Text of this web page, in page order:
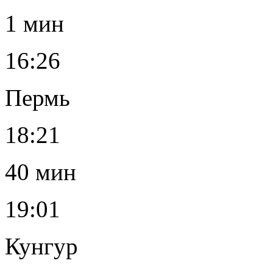
1 мин
16:26
Пермь
18:21
40 мин
19:01
Кунгур